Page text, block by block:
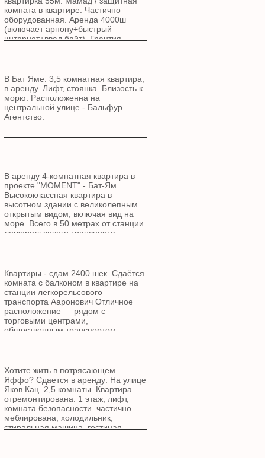
комната в квартире. Частично
оборудованная. Аренда 4000ш
(включает арнону+быстрый
интернет+ввад байт) ,Грантия
В Бат Яме. 3,5 комнатная квартира,
в аренду. Лифт, стоянка. Близость к
морю. Расположенна на
центральной улице - Бальфур.
Агентство.
В аренду 4-комнатная квартира в
проекте "MOMENT" - Бат-Ям.
Высококлассная квартира в
высотном здании с великолепным
открытым видом, включая вид на
море. Всего в 50 метрах от станции
легкорельсового транспорта.
Квартиры - сдам 2400 шек. Сдаётся
комната с балконом в квартире на
станции легкорельсового
транспорта Ааронович Отличное
расположение — рядом с
торговыми центрами,
общественным транспортом
машина, доровор на минимум год.
Цена указана за одного человека на
долгий срок + возможность
краткосрочного проживания.
Хотите жить в потрясающем
Яффо? Сдается в аренду: На улице
Яков Кац. 2,5 комнаты. Квартира –
отремонтирована. 1 этаж, лифт,
комната безопасности. частично
меблирована, холодильник,
стиральная машина, гостиная.